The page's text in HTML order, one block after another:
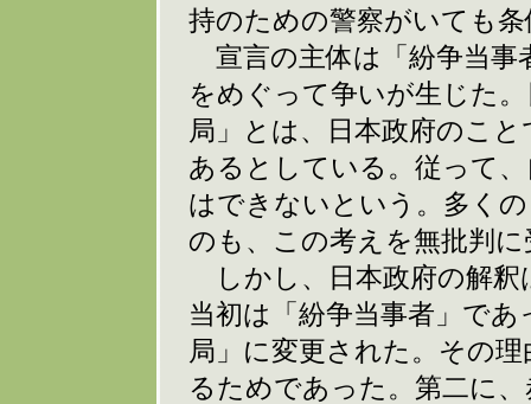
持のための警察がいても
宣言の主体は「紛争当事
をめぐって争いが生じた
局」とは、日本政府のこ
あるとしている。従って
はできないという。多く
のも、この考えを無批判
しかし、日本政府の解釈
当初は「紛争当事者」で
局」に変更された。その
るためであった。第二に